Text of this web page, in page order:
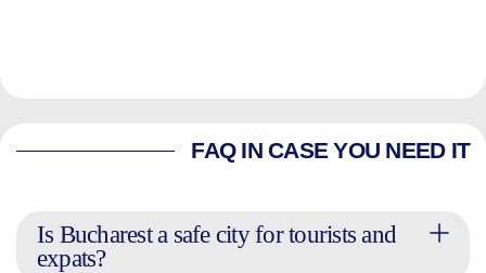
FAQ IN CASE YOU NEED IT
Is Bucharest a safe city for tourists and
expats?